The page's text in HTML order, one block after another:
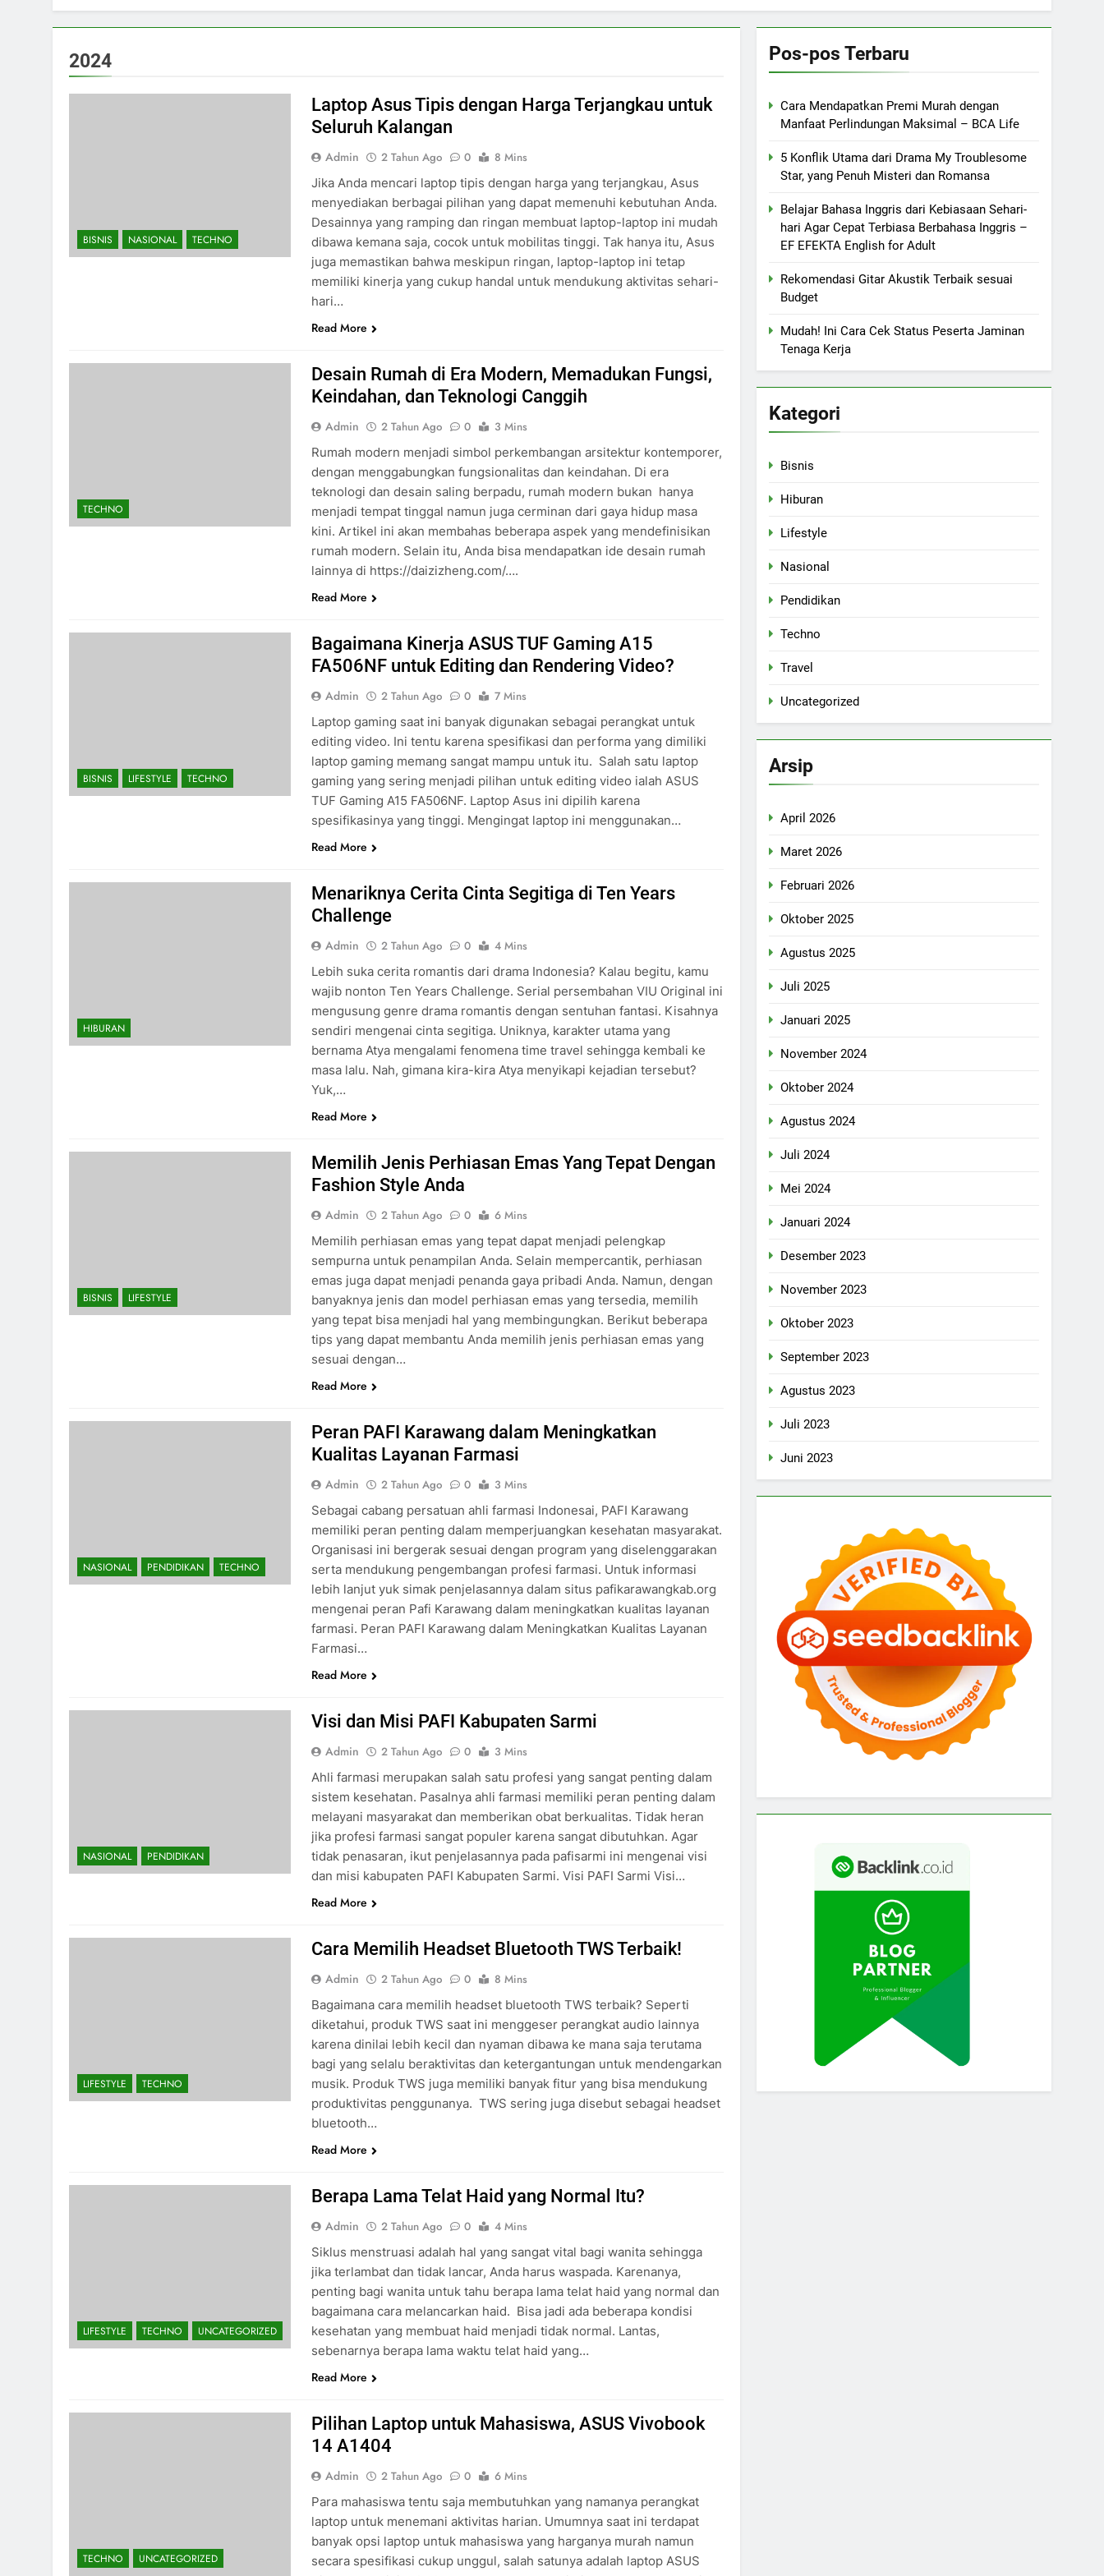
2024
BISNIS NASIONAL TECHNO
Laptop Asus Tipis dengan Harga Terjangkau untuk
Seluruh Kalangan
Admin 2 Tahun Ago 0
8 Mins
Jika Anda mencari laptop tipis dengan harga yang terjangkau, Asus
menyediakan berbagai pilihan yang dapat memenuhi kebutuhan Anda.
Desainnya yang ramping dan ringan membuat laptop-laptop ini mudah
dibawa kemana saja, cocok untuk mobilitas tinggi. Tak hanya itu, Asus
juga memastikan bahwa meskipun ringan, laptop-laptop ini tetap
memiliki kinerja yang cukup handal untuk mendukung aktivitas sehari-
hari…
Read More
TECHNO
Desain Rumah di Era Modern, Memadukan Fungsi,
Keindahan, dan Teknologi Canggih
Admin 2 Tahun Ago 0
3 Mins
Rumah modern menjadi simbol perkembangan arsitektur kontemporer,
dengan menggabungkan fungsionalitas dan keindahan. Di era
teknologi dan desain saling berpadu, rumah modern bukan hanya
menjadi tempat tinggal namun juga cerminan dari gaya hidup masa
kini. Artikel ini akan membahas beberapa aspek yang mendefinisikan
rumah modern. Selain itu, Anda bisa mendapatkan ide desain rumah
lainnya di https://daizizheng.com/….
Read More
BISNIS LIFESTYLE TECHNO
Bagaimana Kinerja ASUS TUF Gaming A15
FA506NF untuk Editing dan Rendering Video?
Admin 2 Tahun Ago 0
7 Mins
Laptop gaming saat ini banyak digunakan sebagai perangkat untuk
editing video. Ini tentu karena spesifikasi dan performa yang dimiliki
laptop gaming memang sangat mampu untuk itu. Salah satu laptop
gaming yang sering menjadi pilihan untuk editing video ialah ASUS
TUF Gaming A15 FA506NF. Laptop Asus ini dipilih karena
spesifikasinya yang tinggi. Mengingat laptop ini menggunakan…
Read More
HIBURAN
Menariknya Cerita Cinta Segitiga di Ten Years
Challenge
Admin 2 Tahun Ago 0
4 Mins
Lebih suka cerita romantis dari drama Indonesia? Kalau begitu, kamu
wajib nonton Ten Years Challenge. Serial persembahan VIU Original ini
mengusung genre drama romantis dengan sentuhan fantasi. Kisahnya
sendiri mengenai cinta segitiga. Uniknya, karakter utama yang
bernama Atya mengalami fenomena time travel sehingga kembali ke
masa lalu. Nah, gimana kira-kira Atya menyikapi kejadian tersebut?
Yuk,…
Read More
BISNIS LIFESTYLE
Memilih Jenis Perhiasan Emas Yang Tepat Dengan
Fashion Style Anda
Admin 2 Tahun Ago 0
6 Mins
Memilih perhiasan emas yang tepat dapat menjadi pelengkap
sempurna untuk penampilan Anda. Selain mempercantik, perhiasan
emas juga dapat menjadi penanda gaya pribadi Anda. Namun, dengan
banyaknya jenis dan model perhiasan emas yang tersedia, memilih
yang tepat bisa menjadi hal yang membingungkan. Berikut beberapa
tips yang dapat membantu Anda memilih jenis perhiasan emas yang
sesuai dengan…
Read More
NASIONAL PENDIDIKAN TECHNO
Peran PAFI Karawang dalam Meningkatkan
Kualitas Layanan Farmasi
Admin 2 Tahun Ago 0
3 Mins
Sebagai cabang persatuan ahli farmasi Indonesai, PAFI Karawang
memiliki peran penting dalam memperjuangkan kesehatan masyarakat.
Organisasi ini bergerak sesuai dengan program yang diselenggarakan
serta mendukung pengembangan profesi farmasi. Untuk informasi
lebih lanjut yuk simak penjelasannya dalam situs pafikarawangkab.org
mengenai peran Pafi Karawang dalam meningkatkan kualitas layanan
farmasi. Peran PAFI Karawang dalam Meningkatkan Kualitas Layanan
Farmasi…
Read More
NASIONAL PENDIDIKAN
Visi dan Misi PAFI Kabupaten Sarmi
Admin 2 Tahun Ago 0
3 Mins
Ahli farmasi merupakan salah satu profesi yang sangat penting dalam
sistem kesehatan. Pasalnya ahli farmasi memiliki peran penting dalam
melayani masyarakat dan memberikan obat berkualitas. Tidak heran
jika profesi farmasi sangat populer karena sangat dibutuhkan. Agar
tidak penasaran, ikut penjelasannya pada pafisarmi ini mengenai visi
dan misi kabupaten PAFI Kabupaten Sarmi. Visi PAFI Sarmi Visi…
Read More
LIFESTYLE TECHNO
Cara Memilih Headset Bluetooth TWS Terbaik!
Admin 2 Tahun Ago 0
8 Mins
Bagaimana cara memilih headset bluetooth TWS terbaik? Seperti
diketahui, produk TWS saat ini menggeser perangkat audio lainnya
karena dinilai lebih kecil dan nyaman dibawa ke mana saja terutama
bagi yang selalu beraktivitas dan ketergantungan untuk mendengarkan
musik. Produk TWS juga memiliki banyak fitur yang bisa mendukung
produktivitas penggunanya. TWS sering juga disebut sebagai headset
bluetooth…
Read More
LIFESTYLE TECHNO UNCATEGORIZED
Berapa Lama Telat Haid yang Normal Itu?
Admin 2 Tahun Ago 0
4 Mins
Siklus menstruasi adalah hal yang sangat vital bagi wanita sehingga
jika terlambat dan tidak lancar, Anda harus waspada. Karenanya,
penting bagi wanita untuk tahu berapa lama telat haid yang normal dan
bagaimana cara melancarkan haid. Bisa jadi ada beberapa kondisi
kesehatan yang membuat haid menjadi tidak normal. Lantas,
sebenarnya berapa lama waktu telat haid yang…
Read More
TECHNO UNCATEGORIZED
Pilihan Laptop untuk Mahasiswa, ASUS Vivobook
14 A1404
Admin 2 Tahun Ago 0
6 Mins
Para mahasiswa tentu saja membutuhkan yang namanya perangkat
laptop untuk menemani aktivitas harian. Umumnya saat ini terdapat
banyak opsi laptop untuk mahasiswa yang harganya murah namun
secara spesifikasi cukup unggul, salah satunya adalah laptop ASUS
Pos-pos Terbaru
Cara Mendapatkan Premi Murah dengan
Manfaat Perlindungan Maksimal – BCA Life
5 Konflik Utama dari Drama My Troublesome
Star, yang Penuh Misteri dan Romansa
Belajar Bahasa Inggris dari Kebiasaan Sehari-
hari Agar Cepat Terbiasa Berbahasa Inggris –
EF EFEKTA English for Adult
Rekomendasi Gitar Akustik Terbaik sesuai
Budget
Mudah! Ini Cara Cek Status Peserta Jaminan
Tenaga Kerja
Kategori
Bisnis
Hiburan
Lifestyle
Nasional
Pendidikan
Techno
Travel
Uncategorized
Arsip
April 2026
Maret 2026
Februari 2026
Oktober 2025
Agustus 2025
Juli 2025
Januari 2025
November 2024
Oktober 2024
Agustus 2024
Juli 2024
Mei 2024
Januari 2024
Desember 2023
November 2023
Oktober 2023
September 2023
Agustus 2023
Juli 2023
Juni 2023